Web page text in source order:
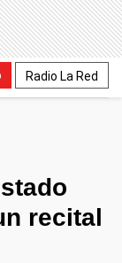
Radio La Red
recital